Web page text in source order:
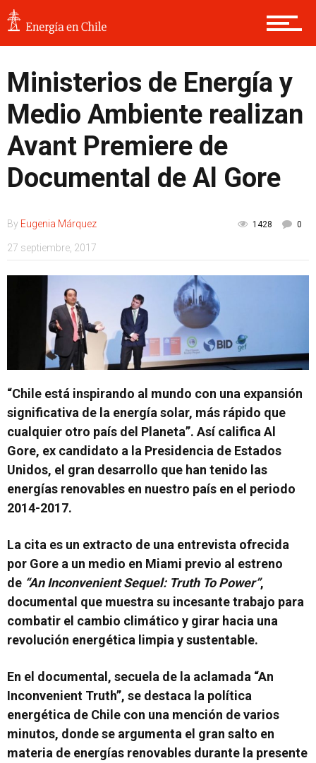
Ministerios de Energía y
Medio Ambiente realizan
Avant Premiere de
Documental de Al Gore
By Eugenia Márquez
27 septiembre, 2017
1428 0
“Chile está inspirando al mundo con una expansión
significativa de la energía solar, más rápido que
cualquier otro país del Planeta”. Así califica Al
Gore, ex candidato a la Presidencia de Estados
Unidos, el gran desarrollo que han tenido las
energías renovables en nuestro país en el periodo
2014-2017.
La cita es un extracto de una entrevista ofrecida
por Gore a un medio en Miami previo al estreno
de “An Inconvenient Sequel: Truth To Power”,
documental que muestra su incesante trabajo para
combatir el cambio climático y girar hacia una
revolución energética limpia y sustentable.
En el documental, secuela de la aclamada “An
Inconvenient Truth”, se destaca la política
energética de Chile con una mención de varios
minutos, donde se argumenta el gran salto en
materia de energías renovables durante la presente